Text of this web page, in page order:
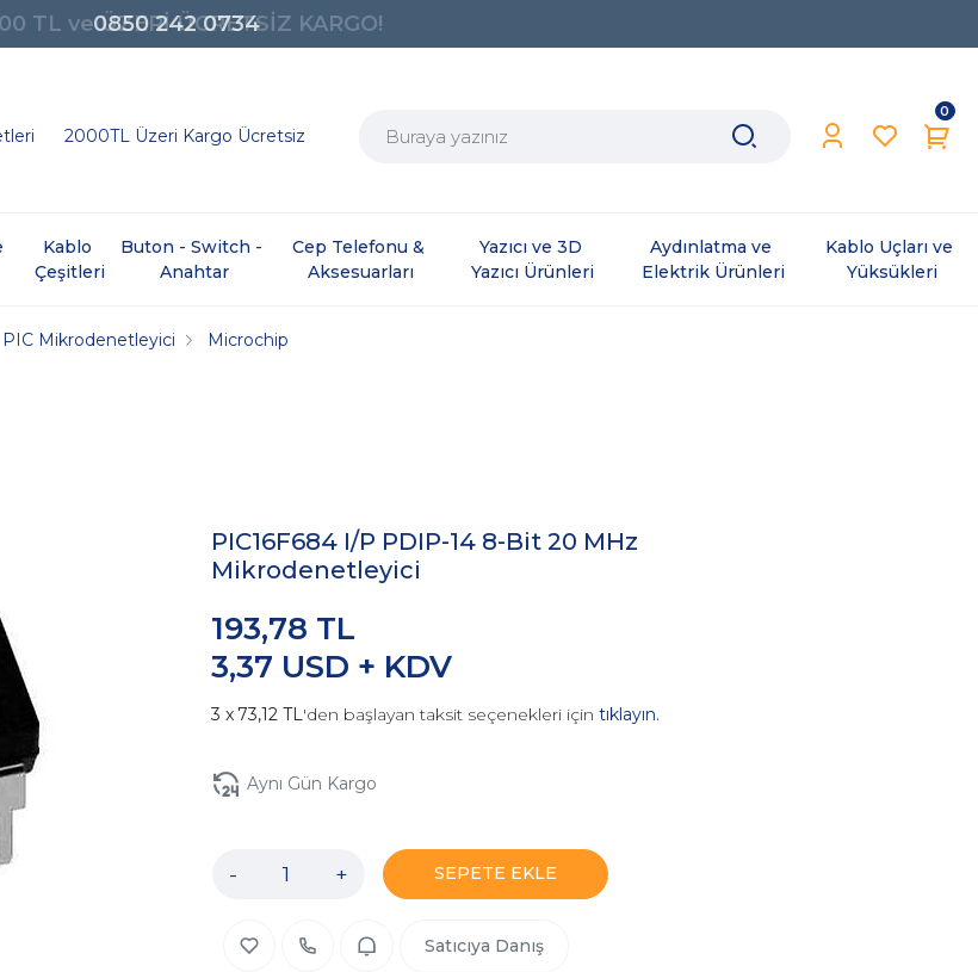
0850 242 0734
2000TL Üzeri Kargo Ücretsiz
0
Kablo
Çeşitleri
Buton - Switch -
Anahtar
Cep Telefonu &
Aksesuarları
Yazıcı ve 3D
Yazıcı Ürünleri
Aydınlatma ve
Elektrik Ürünleri
Kablo Uçları ve
Yüksükleri
PIC Mikrodenetleyici Microchip
PIC16F684 I/P PDIP-14 8-Bit 20 MHz
Mikrodenetleyici
3,37 USD + KDV
193,78 TL
73,12 TL'den başlayan taksit seçenekleri için tıklayın.
Aynı Gün Kargo
- + SEPETE EKLE
Satıcıya Danış